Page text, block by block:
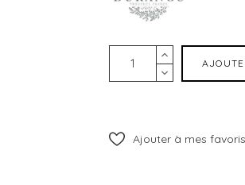
Ajouter à mes favoris